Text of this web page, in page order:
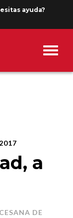
ayuda?
a
DE